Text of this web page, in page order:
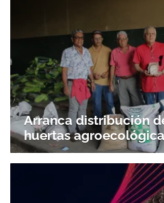
Arranca distribución
huertas